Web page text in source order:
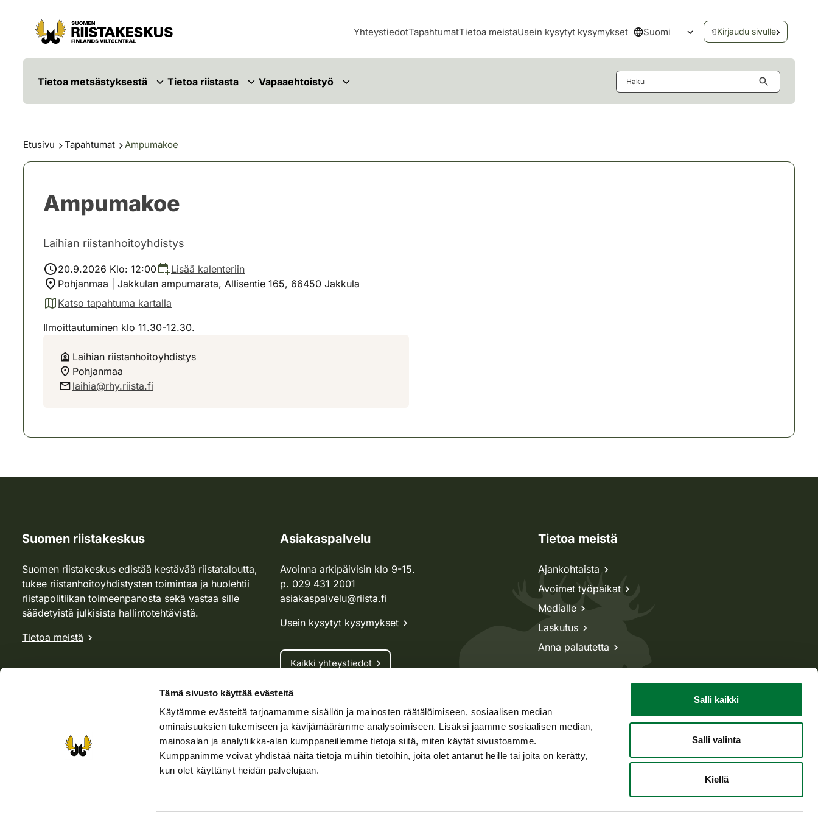
Tämä sivusto käyttää evästeitä
Käytämme evästeitä tarjoamamme sisällön ja mainosten räätälöimiseen, sosiaalisen median
ominaisuuksien tukemiseen ja kävijämäärämme analysoimiseen. Lisäksi jaamme sosiaalisen median,
mainosalan ja analytiikka-alan kumppaneillemme tietoja siitä, miten käytät sivustoamme.
Kumppanimme voivat yhdistää näitä tietoja muihin tietoihin, joita olet antanut heille tai joita on kerätty,
kun olet käyttänyt heidän palvelujaan.
Salli kaikki
Salli valinta
Kiellä
Siirry sisältöön
Siirry sivustokarttaan
YhteystiedotTapahtumatTietoa meistäUsein kysytyt kysymykset Suomi
Avaa kielivalikko
Kirjaudu sivulle
Tietoa metsästyksestä Tietoa riistasta Vapaaehtoistyö
Etusivu Tapahtumat Ampumakoe
Ampumakoe
Laihian riistanhoitoyhdistys
20.9.2026 Klo: 12:00
Lisää kalenteriin
Pohjanmaa | Jakkulan ampumarata, Allisentie 165, 66450 Jakkula
Katso tapahtuma kartalla
(avautuu uuteen välilehteen)
Ilmoittautuminen klo 11.30-12.30.
Laihian riistanhoitoyhdistys
Pohjanmaa
laihia@rhy.riista.fi
Suomen riistakeskus
Suomen riistakeskus edistää kestävää riistataloutta,
tukee riistanhoitoyhdistysten toimintaa ja huolehtii
riistapolitiikan toimeenpanosta sekä vastaa sille
säädetyistä julkisista hallintotehtävistä.
Tietoa meistä
Asiakaspalvelu
Avoinna arkipäivisin klo 9-15.
p. 029 431 2001
asiakaspalvelu@riista.fi
Usein kysytyt kysymykset
Kaikki yhteystiedot
Metsästyskortti-asiat
Oma riista -asiat
Lupa-asiat
Tietoa meistä
Ajankohtaista
Avoimet työpaikat
Medialle
Laskutus
Anna palautetta